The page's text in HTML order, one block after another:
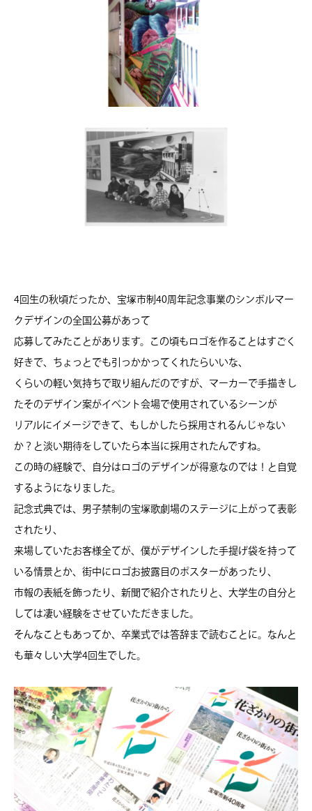
4回生の秋頃だったか、宝塚市制40周年記念事業のシンボルマー
クデザインの全国公募があって
応募してみたことがあります。この頃もロゴを作ることはすごく
好きで、ちょっとでも引っかかってくれたらいいな、
くらいの軽い気持ちで取り組んだのですが、マーカーで手描きし
たそのデザイン案がイベント会場で使用されているシーンが
リアルにイメージできて、もしかしたら採用されるんじゃない
か？と淡い期待をしていたら本当に採用されたんですね。
この時の経験で、自分はロゴのデザインが得意なのでは！と自覚
するようになりました。
記念式典では、男子禁制の宝塚歌劇場のステージに上がって表彰
されたり、
来場していたお客様全てが、僕がデザインした手提げ袋を持って
いる情景とか、街中にロゴお披露目のポスターがあったり、
市報の表紙を飾ったり、新聞で紹介されたりと、大学生の自分と
しては凄い経験をさせていただきました。
そんなこともあってか、卒業式では答辞まで読むことに。なんと
も華々しい大学4回生でした。